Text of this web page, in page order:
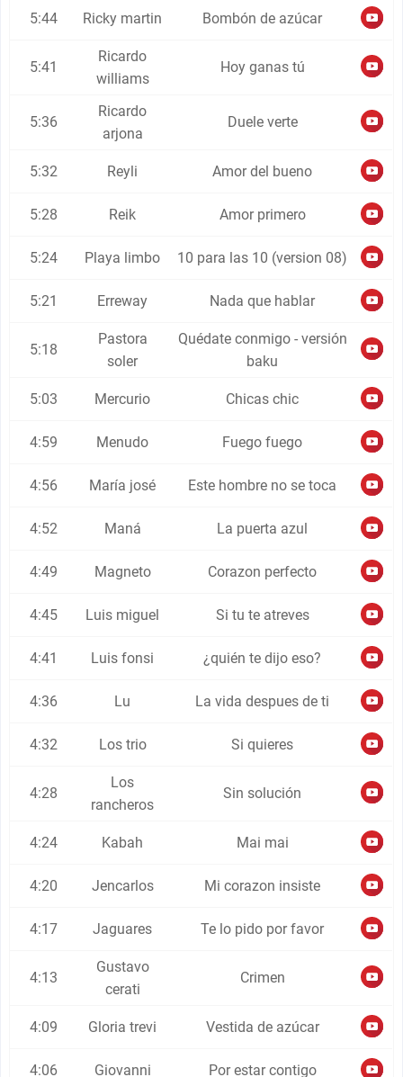
5:44 Ricky martin Bombón de azúcar
5:41
Ricardo
williams
Hoy ganas tú
5:36
Ricardo
arjona
Duele verte
5:32 Reyli Amor del bueno
5:28 Reik Amor primero
5:24 Playa limbo 10 para las 10 (version 08)
5:21 Erreway Nada que hablar
5:18
Pastora
soler
Quédate conmigo - versión
baku
5:03 Mercurio Chicas chic
4:59 Menudo Fuego fuego
4:56 María josé Este hombre no se toca
4:52 Maná La puerta azul
4:49 Magneto Corazon perfecto
4:45 Luis miguel Si tu te atreves
4:41 Luis fonsi ¿quién te dijo eso?
4:36 Lu La vida despues de ti
4:32 Los trio Si quieres
4:28
Los
rancheros
Sin solución
4:24 Kabah Mai mai
4:20 Jencarlos Mi corazon insiste
4:17 Jaguares Te lo pido por favor
4:13
Gustavo
cerati
Crimen
4:09 Gloria trevi Vestida de azúcar
4:06 Giovanni Por estar contigo